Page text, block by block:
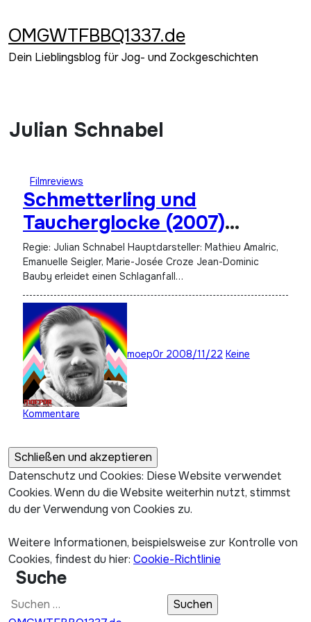
springen
OMGWTFBBQ1337.de
Dein Lieblingsblog für Jog- und Zockgeschichten
Julian Schnabel
Filmreviews
Schmetterling und
Taucherglocke (2007)
[Short]
Regie: Julian Schnabel Hauptdarsteller: Mathieu Amalric,
Emanuelle Seigler, Marie-Josée Croze Jean-Dominic
Bauby erleidet einen Schlaganfall…
moep0r 2008/11/22 Keine
Kommentare
Datenschutz und Cookies: Diese Website verwendet
Cookies. Wenn du die Website weiterhin nutzt, stimmst
du der Verwendung von Cookies zu.
Weitere Informationen, beispielsweise zur Kontrolle von
Cookies, findest du hier: Cookie-Richtlinie
Suche
Suchen
nach: